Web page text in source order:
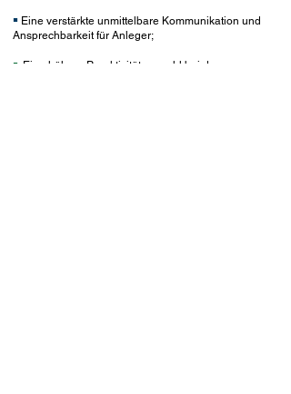
▪ Eine verstärkte unmittelbare Kommunikation und
Ansprechbarkeit für Anleger;
▪ Eine höhere Proaktivität, sowohl bei der